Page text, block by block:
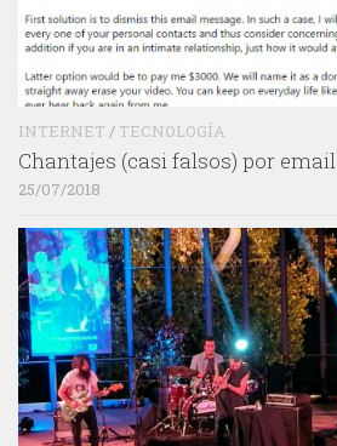
INTERNET / TECNOLOGÍA
Chantajes (casi falsos) por email
25/07/2018